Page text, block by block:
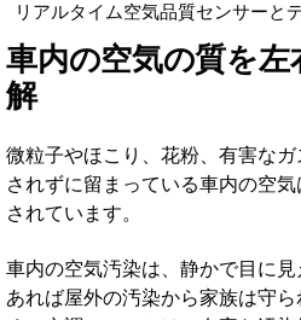
リアルタイム空気品質センサーと
車内の空気の質を
解
微粒子やほこり、花粉、有害な
されずに留まっている車内の空
されています。
車内の空気汚染は、静かで目に
あれば屋外の汚染から家族は守